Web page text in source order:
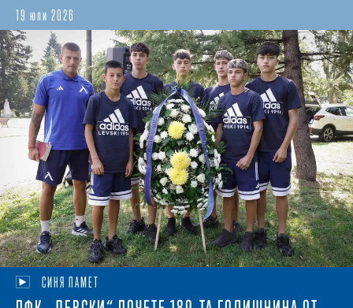
19 юли 2026
СИНЯ ПАМЕТ